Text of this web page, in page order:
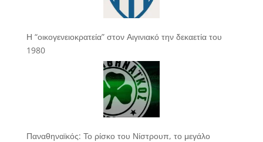
Η “οικογενειοκρατεία” στον Αιγινιακό την δεκαετία του
1980
Παναθηναϊκός: Το ρίσκο του Νίστρουπ, το μεγάλο